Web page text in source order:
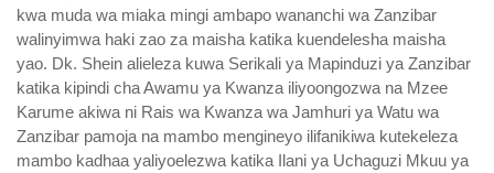
kwa muda wa miaka mingi ambapo wananchi wa Zanzibar
walinyimwa haki zao za maisha katika kuendelesha maisha
yao. Dk. Shein alieleza kuwa Serikali ya Mapinduzi ya Zanzibar
katika kipindi cha Awamu ya Kwanza iliyoongozwa na Mzee
Karume akiwa ni Rais wa Kwanza wa Jamhuri ya Watu wa
Zanzibar pamoja na mambo mengineyo ilifanikiwa kutekeleza
mambo kadhaa yaliyoelezwa katika Ilani ya Uchaguzi Mkuu ya